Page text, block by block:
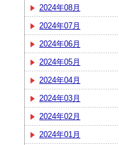
2024年08月
2024年07月
2024年06月
2024年05月
2024年04月
2024年03月
2024年02月
2024年01月